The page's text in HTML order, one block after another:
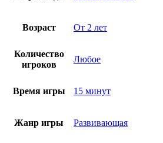
Возраст От 2 лет
Количество
игроков
Любое
Время игры 15 минут
Жанр игры Развивающая